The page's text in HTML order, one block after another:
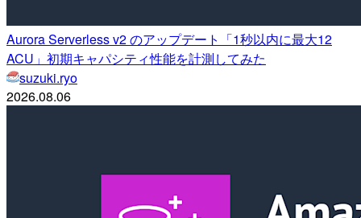
Aurora Serverless v2 のアップデート「1秒以内に最大12
ACU」初期キャパシティ性能を計測してみた
suzuki.ryo
2026.08.06